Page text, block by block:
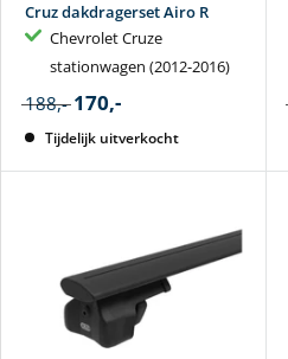
Cruz dakdragerset Airo R
Chevrolet Cruze
stationwagen (2012-2016)
188,- 170,-
Tijdelijk uitverkocht